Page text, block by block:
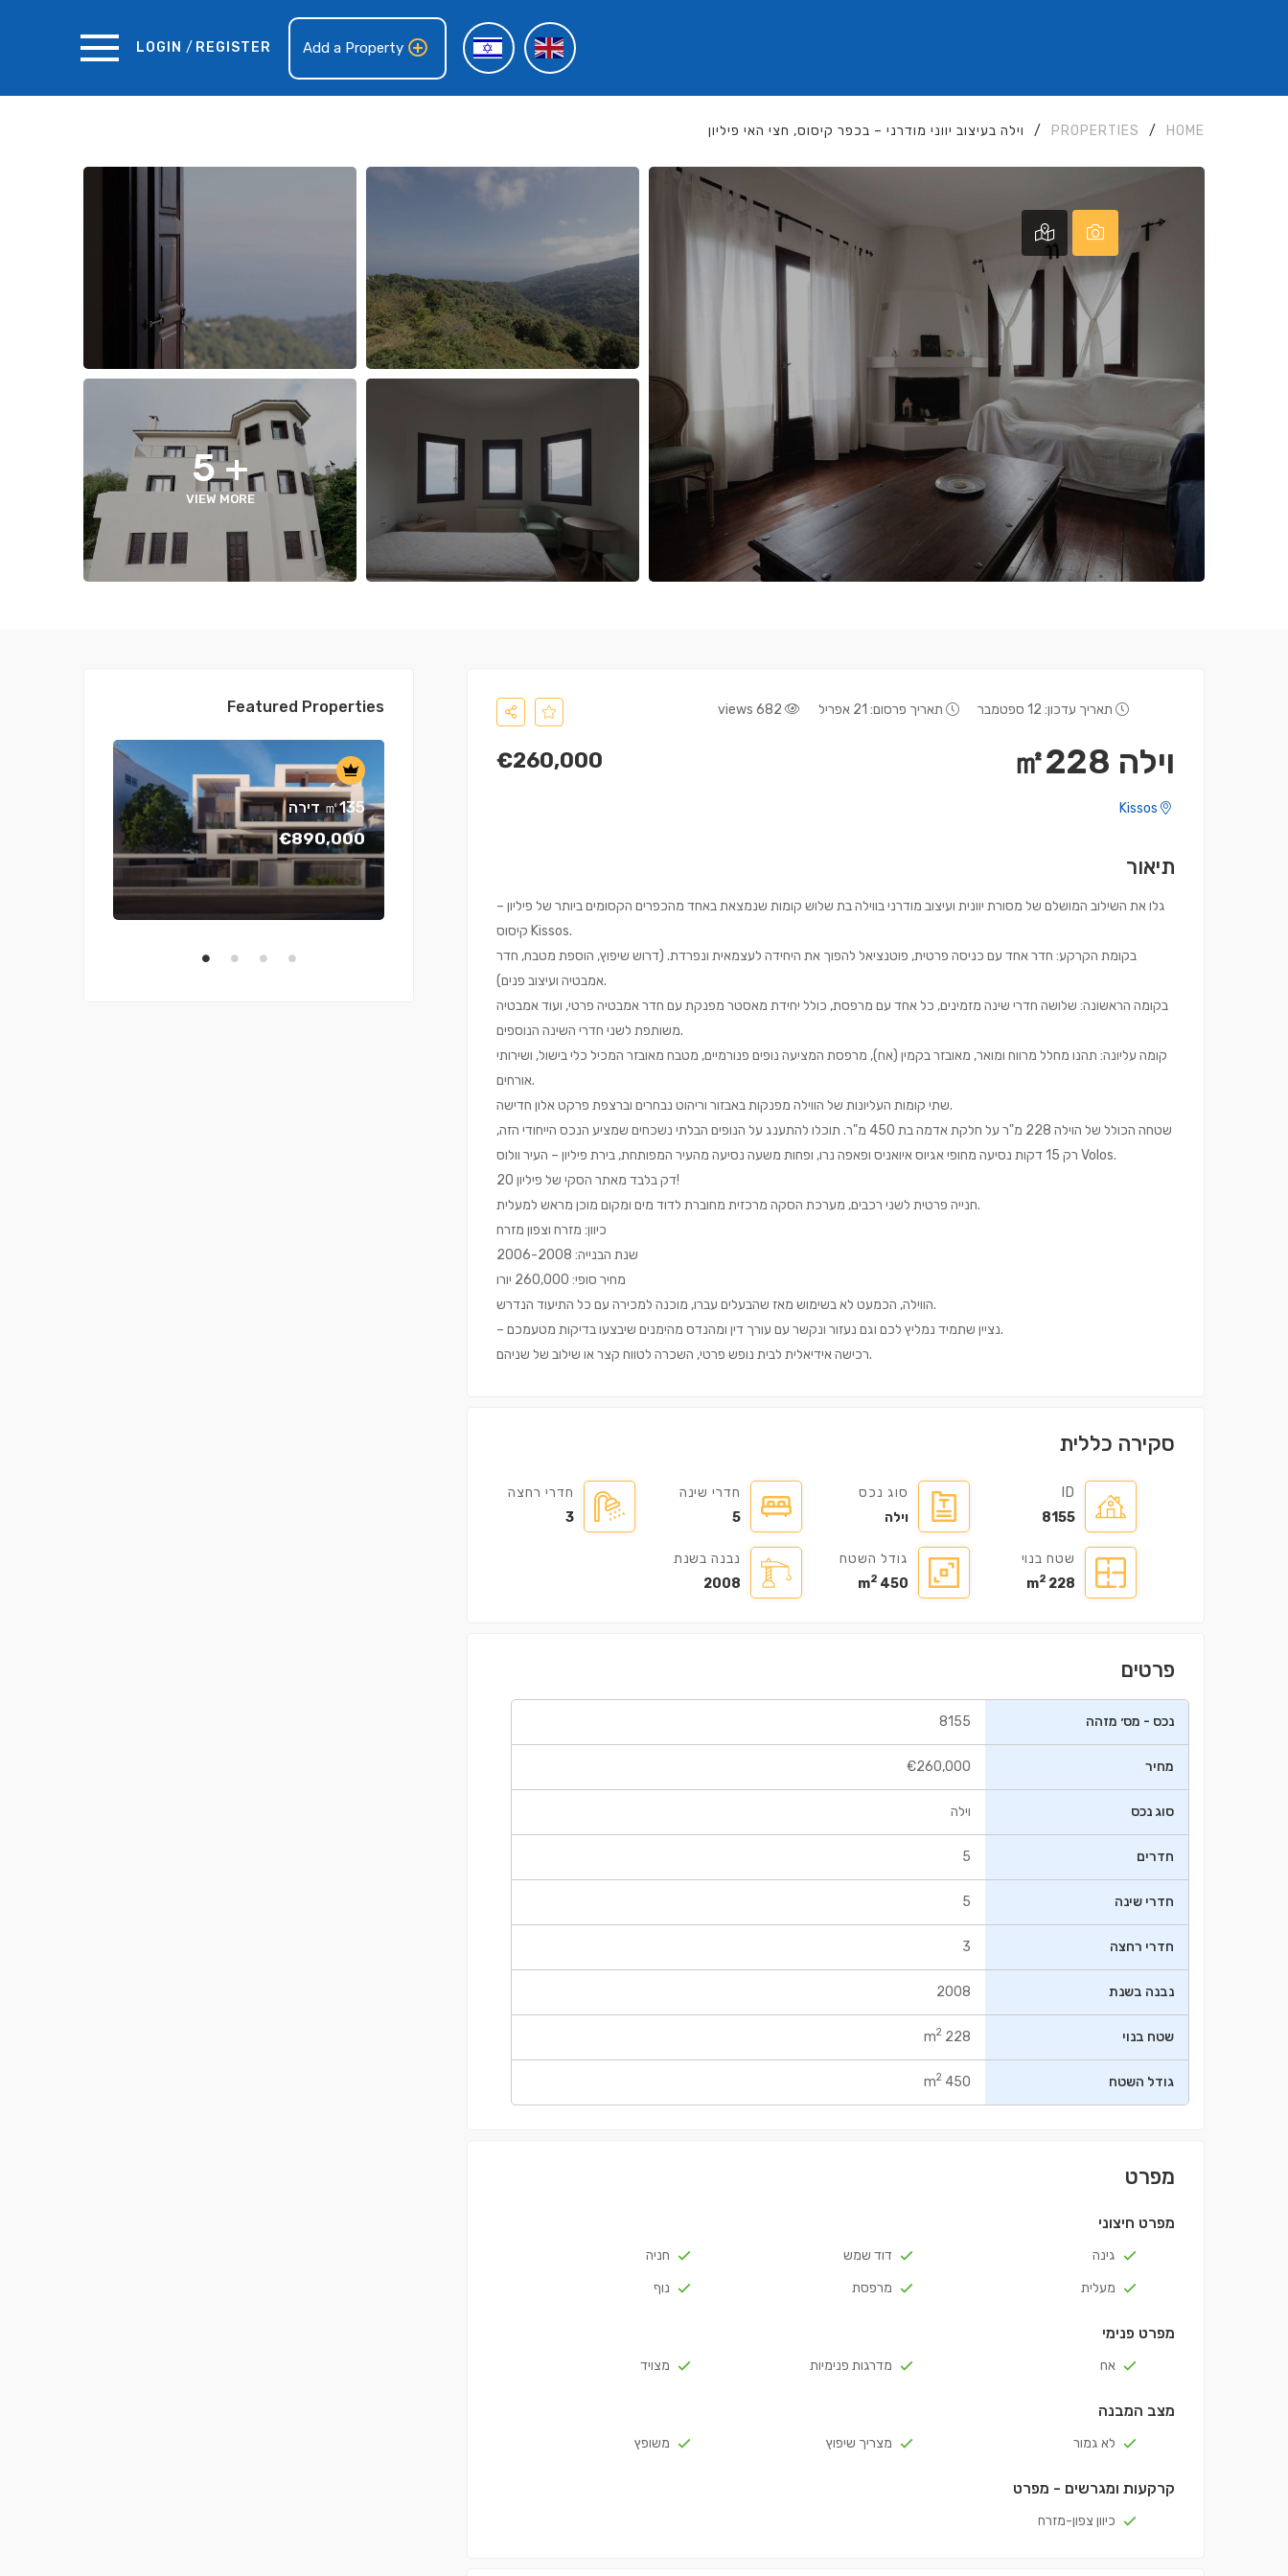
LOGIN / REGISTER Add a Property
HOME
/
PROPERTIES
/ וילה בעיצוב יווני מודרני – בכפר קיסוס, חצי האי פיליון
+ 5
VIEW MORE
תאריך עדכון: 12 ספטמבר תאריך פרסום: 21 אפריל 682 views
וילה ㎡228 €260,000
תיאור
גלו את השילוב המושלם של מסורת יוונית ועיצוב מודרני בווילה בת שלוש קומות שנמצאת באחד מהכפרים הקסומים ביותר של פיליון –
קיסוס Kissos.
בקומת הקרקע: חדר אחד עם כניסה פרטית, פוטנציאל להפוך את היחידה לעצמאית ונפרדת. (דרוש שיפוץ, הוספת מטבח, חדר
אמבטיה ועיצוב פנים).
בקומה הראשונה: שלושה חדרי שינה מזמינים, כל אחד עם מרפסת, כולל יחידת מאסטר מפנקת עם חדר אמבטיה פרטי, ועוד אמבטיה
משותפת לשני חדרי השינה הנוספים.
קומה עליונה: תהנו מחלל מרווח ומואר, מאובזר בקמין (אח), מרפסת המציעה נופים פנורמיים, מטבח מאובזר המכיל כלי בישול, ושירותי
אורחים.
שתי קומות העליונות של הווילה מפנקות באבזור וריהוט נבחרים וברצפת פרקט אלון חדישה.
שטחה הכולל של הוילה 228 מ"ר על חלקת אדמה בת 450 מ"ר. תוכלו להתענג על הנופים הבלתי נשכחים שמציע הנכס הייחודי הזה,
רק 15 דקות נסיעה מחופי אגיוס איואניס ופאפה נרו, ופחות משעה נסיעה מהעיר המפותחת, בירת פיליון – העיר וולוס Volos.
20 דק בלבד מאתר הסקי של פיליון!
חנייה פרטית לשני רכבים, מערכת הסקה מרכזית מחוברת לדוד מים ומקום מוכן מראש למעלית.
כיוון: מזרח וצפון מזרח
שנת הבנייה: 2006-2008
מחיר סופי: 260,000 יורו
הווילה, הכמעט לא בשימוש מאז שהבעלים עברו, מוכנה למכירה עם כל התיעוד הנדרש.
– נציין שתמיד נמליץ לכם וגם נעזור ונקשר עם עורך דין ומהנדס מהימנים שיבצעו בדיקות מטעמכם.
רכישה אידיאלית לבית נופש פרטי, השכרה לטווח קצר או שילוב של שניהם.
סקירה כללית
ID
8155
סוג נכס
וילה
חדרי שינה
5
חדרי רחצה
3
שטח בנוי
228 m
2
גודל השטח
450 m
2
נבנה בשנת
2008
פרטים
נכס - מס׳ מזהה 8155
מחיר €260,000
סוג נכס וילה
חדרים 5
חדרי שינה 5
חדרי רחצה 3
נבנה בשנת 2008
שטח בנוי 228 m
2
גודל השטח 450 m
2
מפרט
מפרט חיצוני
גינה דוד שמש
חניה
מעלית
מרפסת נוף
מפרט פנימי
אח מדרגות פנימיות מצויד
מצב המבנה
לא גמור מצריך שיפוץ משופץ
קרקעות ומגרשים - מפרט
כיוון צפון-מזרח
Featured Properties
בניין ㎡98.5 דירה ㎡135
€890,000